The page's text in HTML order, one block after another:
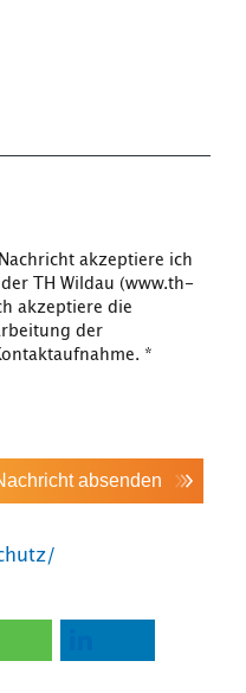
akzeptiere ich
TH Wildau (www.th-
akzeptiere die
der
*
absenden